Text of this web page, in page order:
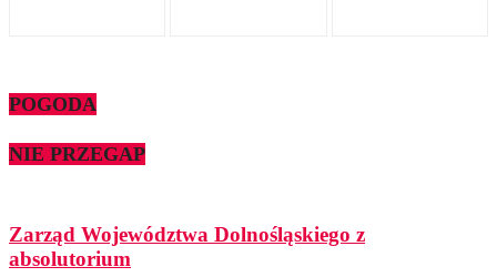
POGODA
NIE PRZEGAP
Zarząd Województwa Dolnośląskiego z
absolutorium